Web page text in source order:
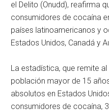
el Delito (Onudd), reafirma
consumidores de cocaína
países latinoamericanos y
Estados Unidos, Canadá y
La estadística, que remite
población mayor de 15
absolutos en Estados
consumidores de cocaína,